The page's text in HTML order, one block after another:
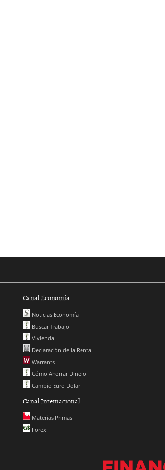
Canal Economía
Noticias Economía
Buscar Trabajo
Vivienda
Declaración de la Renta
Warrants
Cómo Ahorrar Dinero
Cambio Euro Dolar
Canal Internacional
Materias Primas
Forex